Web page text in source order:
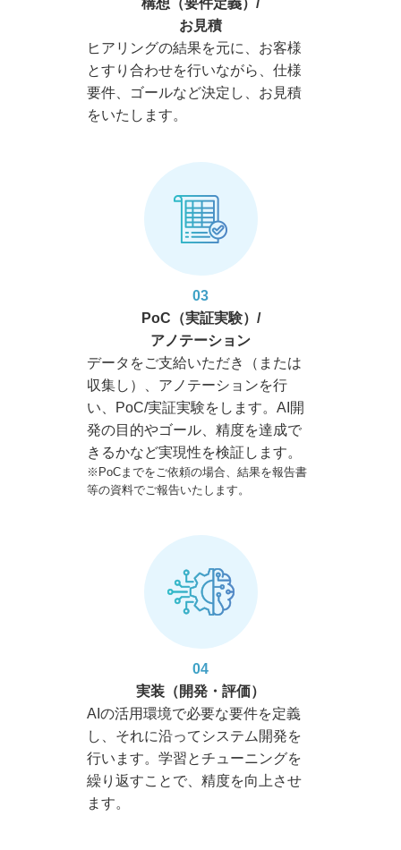
構想（要件定義）/
お見積
ヒアリングの結果を元に、お客様
とすり合わせを行いながら、仕様
要件、ゴールなど決定し、お見積
をいたします。
03
PoC（実証実験）/
アノテーション
データをご支給いただき（または
収集し）、アノテーションを行
い、PoC/実証実験をします。AI開
発の目的やゴール、精度を達成で
きるかなど実現性を検証します。
※PoCまでをご依頼の場合、結果を報告書
等の資料でご報告いたします。
04
実装（開発・評価）
AIの活用環境で必要な要件を定義
し、それに沿ってシステム開発を
行います。学習とチューニングを
繰り返すことで、精度を向上させ
ます。